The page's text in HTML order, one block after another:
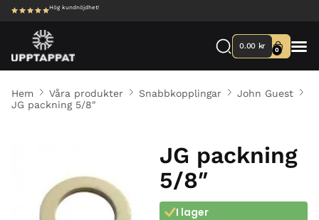
Hög kundnöjdhet!
0.00 kr 0
Hem Våra produkter Snabbkopplingar
John Guest
JG packning 5/8″
JG packning
5/8″
I lager